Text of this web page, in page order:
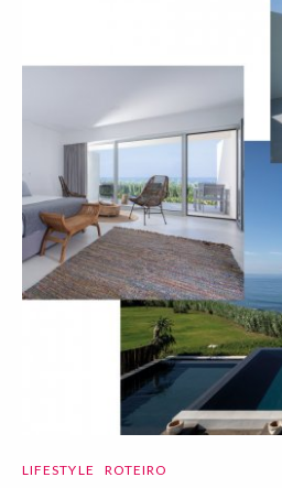
LIFESTYLE ROTEIRO